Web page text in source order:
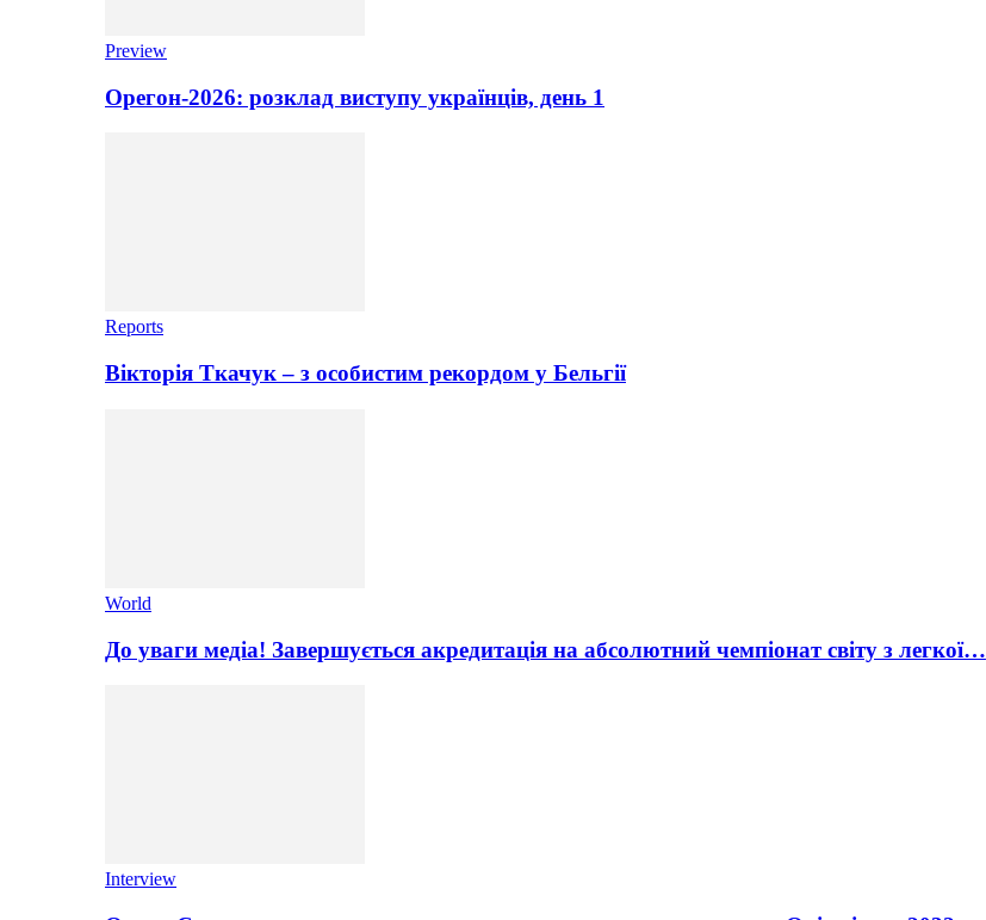
Preview
Орегон-2026: розклад виступу українців, день 1
Reports
Вікторія Ткачук – з особистим рекордом у Бельгії
World
До уваги медіа! Завершується акредитація на абсолютний чемпіонат світу з легкої…
Interview